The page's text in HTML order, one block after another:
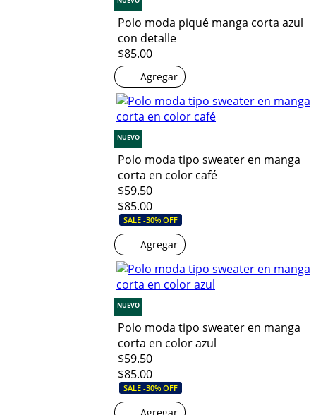
Polo moda piqué manga corta azul
con detalle
$85.00
Agregar
NUEVO
Polo moda tipo sweater en manga
corta en color café
$59.50
$85.00
SALE -30% OFF
Agregar
NUEVO
Polo moda tipo sweater en manga
corta en color azul
$59.50
$85.00
SALE -30% OFF